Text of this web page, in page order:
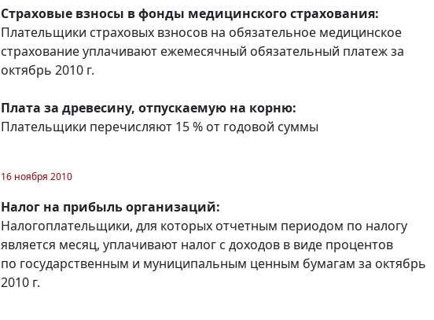
Страховые взносы в фонды медицинского страхования:
Плательщики страховых взносов на обязательное медицинское
страхование уплачивают ежемесячный обязательный платеж за
октябрь 2010 г.
Плата за древесину, отпускаемую на корню:
Плательщики перечисляют 15 % от годовой суммы
16 ноября 2010
Налог на прибыль организаций:
Налогоплательщики, для которых отчетным периодом по налогу
является месяц, уплачивают налог с доходов в виде процентов
по государственным и муниципальным ценным бумагам за октябрь
2010 г.